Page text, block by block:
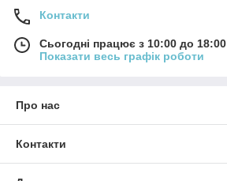
Контакти
Сьогодні працює з 10:00 до 18:00
Показати весь графік роботи
Про нас
Контакти